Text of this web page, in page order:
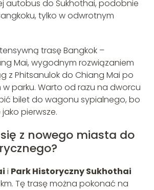
autobus do Sukhothai, podobnie
tylko w odwrotnym
trasę Bangkok –
Mai, wygodnym rozwiązaniem
z Phitsanulok do Chiang Mai po
parku. Warto od razu na dworcu
bilet do wagonu sypialnego, bo
pierwsze.
z nowego miasta do
i Park Historyczny Sukhothai
km. Tę trasę można pokonać na